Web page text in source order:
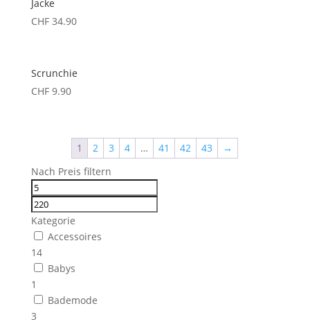
Jacke
CHF34.90
Scrunchie
CHF9.90
1 2 3 4 … 41 42 43
→
Nach Preis filtern
Kategorie
Accessoires
14
Babys
1
Bademode
3